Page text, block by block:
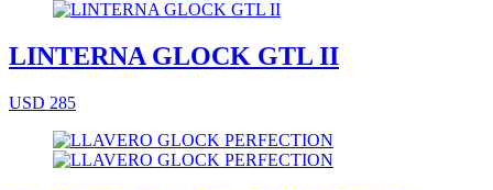
LINTERNA GLOCK GTL II
USD 285